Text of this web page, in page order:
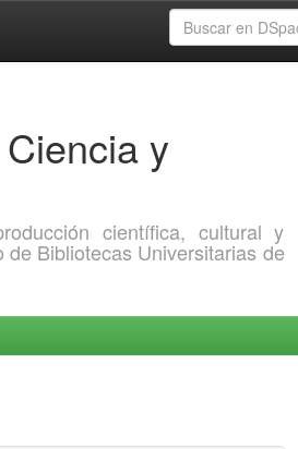
y
científica, cultural y
Bibliotecas Universitarias de